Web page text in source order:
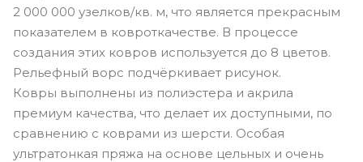
2 000 000 узелков/кв. м, что является прекрасным
показателем в ковроткачестве. В процессе
создания этих ковров используется до 8 цветов.
Рельефный ворс подчёркивает рисунок.
Ковры выполнены из полиэстера и акрила
премиум качества, что делает их доступными, по
сравнению с коврами из шерсти. Особая
ультратонкая пряжа на основе цельных и очень